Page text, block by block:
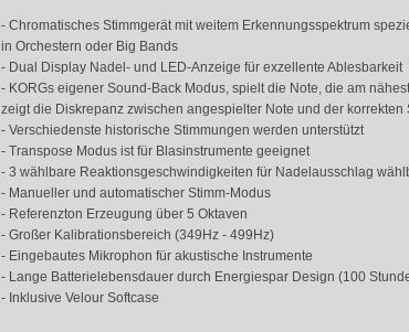
- Chromatisches Stimmgerät mit weitem Erkennungsspektrum
in Orchestern oder Big Bands
- Dual Display Nadel- und LED-Anzeige für exzellente Ablesbarkeit
- KORGs eigener Sound-Back Modus, spielt die Note, die am
zeigt die Diskrepanz zwischen angespielter Note und der
- Verschiedenste historische Stimmungen werden unterstützt
- Transpose Modus ist für Blasinstrumente geeignet
- 3 wählbare Reaktionsgeschwindigkeiten für Nadelausschlag
- Manueller und automatischer Stimm-Modus
- Referenzton Erzeugung über 5 Oktaven
- Großer Kalibrationsbereich (349Hz - 499Hz)
- Eingebautes Mikrophon für akustische Instrumente
- Lange Batterielebensdauer durch Energiespar Design (100
- Inklusive Velour Softcase